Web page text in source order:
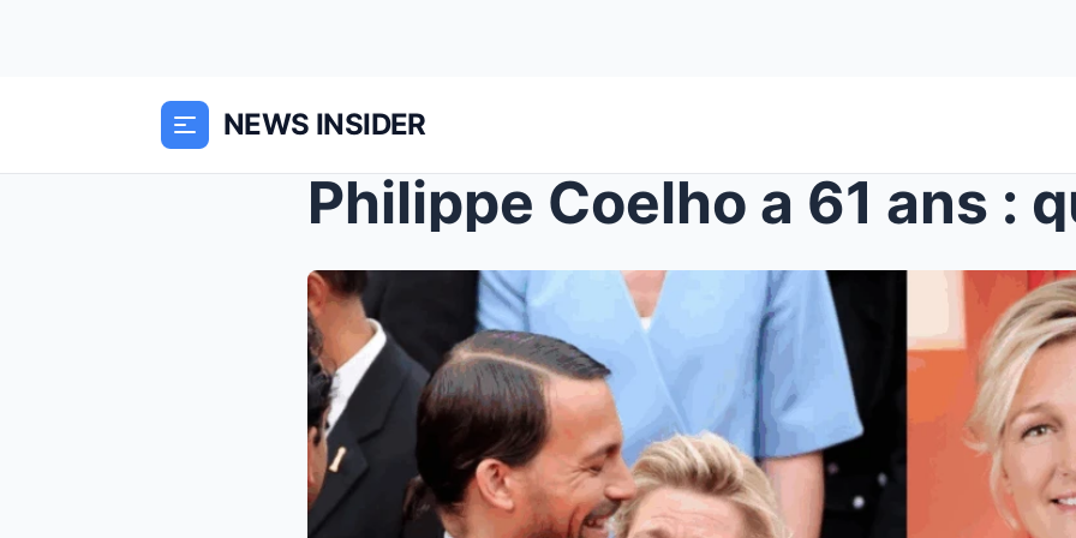
NEWS INSIDER